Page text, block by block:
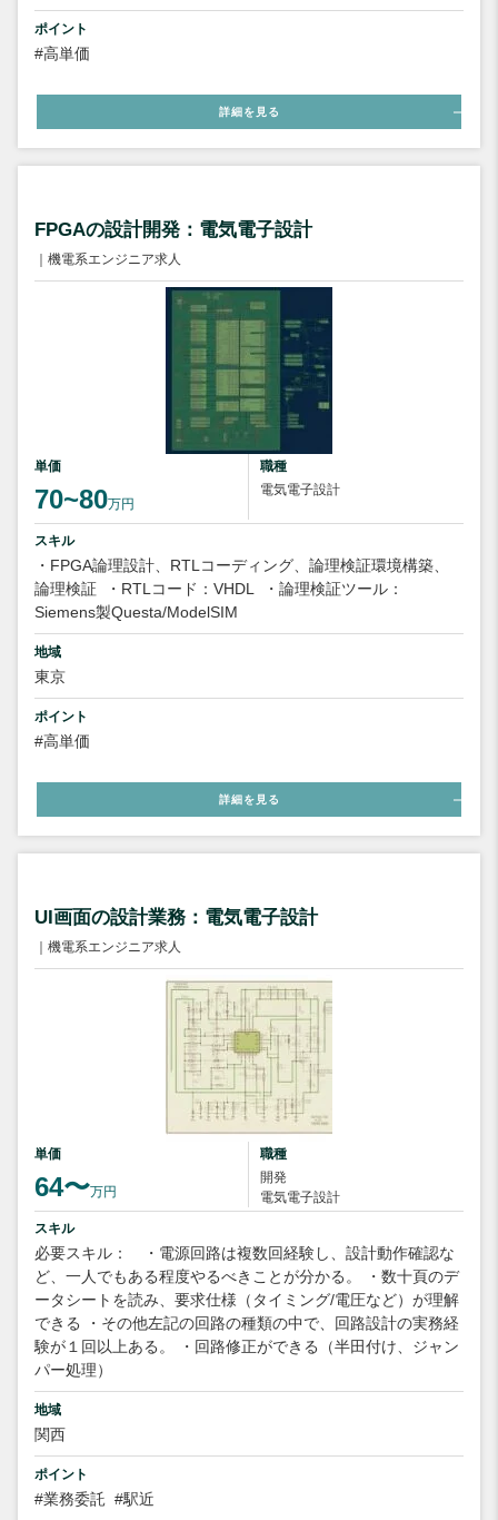
ポイント
#高単価
詳細を見る
FPGAの設計開発：電気電子設計
｜機電系エンジニア求人
単価
70~80万円
職種
電気電子設計
スキル
・FPGA論理設計、RTLコーディング、論理検証環境構築、
論理検証
・RTLコード：VHDL
・論理検証ツール：
Siemens製Questa/ModelSIM
地域
東京
ポイント
#高単価
詳細を見る
UI画面の設計業務：電気電子設計
｜機電系エンジニア求人
単価
64〜万円
職種
開発
電気電子設計
スキル
必要スキル： ・電源回路は複数回経験し、設計動作確認な
ど、一人でもある程度やるべきことが分かる。 ・数十頁のデ
ータシートを読み、要求仕様（タイミング/電圧など）が理解
できる ・その他左記の回路の種類の中で、回路設計の実務経
験が１回以上ある。 ・回路修正ができる（半田付け、ジャン
パー処理）
地域
関西
ポイント
#業務委託 #駅近